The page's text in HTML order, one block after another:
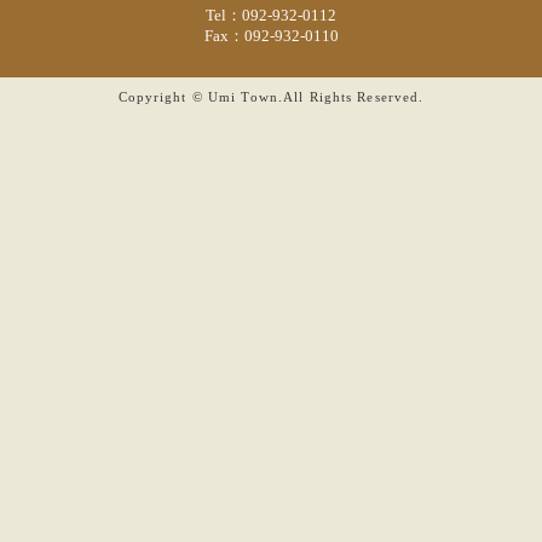
Tel：092-932-0112
Fax：092-932-0110
Copyright © Umi Town.All Rights Reserved.